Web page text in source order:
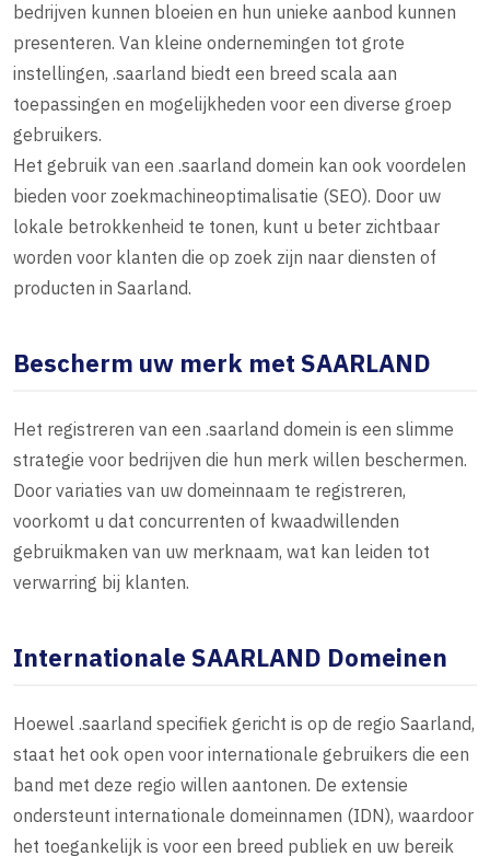
bedrijven kunnen bloeien en hun unieke aanbod kunnen
presenteren. Van kleine ondernemingen tot grote
instellingen, .saarland biedt een breed scala aan
toepassingen en mogelijkheden voor een diverse groep
gebruikers.
Het gebruik van een .saarland domein kan ook voordelen
bieden voor zoekmachineoptimalisatie (SEO). Door uw
lokale betrokkenheid te tonen, kunt u beter zichtbaar
worden voor klanten die op zoek zijn naar diensten of
producten in Saarland.
Bescherm uw merk met SAARLAND
Het registreren van een .saarland domein is een slimme
strategie voor bedrijven die hun merk willen beschermen.
Door variaties van uw domeinnaam te registreren,
voorkomt u dat concurrenten of kwaadwillenden
gebruikmaken van uw merknaam, wat kan leiden tot
verwarring bij klanten.
Internationale SAARLAND Domeinen
Hoewel .saarland specifiek gericht is op de regio Saarland,
staat het ook open voor internationale gebruikers die een
band met deze regio willen aantonen. De extensie
ondersteunt internationale domeinnamen (IDN), waardoor
het toegankelijk is voor een breed publiek en uw bereik